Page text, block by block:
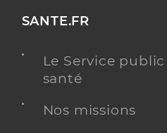
SANTE.FR
Le Service
santé
Nos missions